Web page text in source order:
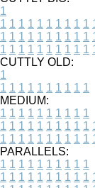
1
1 1 1 1 1 1 1 1 1 1
1 1 1 1 1 1 1 1 1 1
1 1 1 1 1 1 1 1 1 1
CUTTLY OLD:
1
1 1 1 1 1 1 1 1 1 1
MEDIUM:
1 1 1 1 1 1 1 1 1 1
1 1 1 1 1 1 1 1 1 1
1 1 1 1 1 1 1 1 1 1
PARALLELS:
1 1 1 1 1 1 1 1 1 1
1 1 1 1 1 1 1 1 1 1